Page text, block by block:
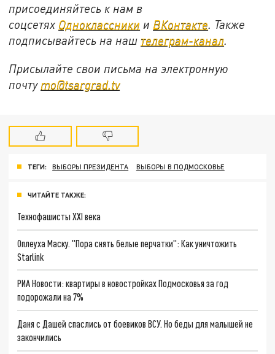
присоединяйтесь к нам в
соцсетях Одноклассники и ВКонтакте. Также
подписывайтесь на наш телеграм-канал.
Присылайте свои письма на электронную
почту mo@tsargrad.tv
ТЕГИ: ВЫБОРЫ ПРЕЗИДЕНТА ВЫБОРЫ В ПОДМОСКОВЬЕ
ЧИТАЙТЕ ТАКЖЕ:
Технофашисты XXI века
Оплеуха Маску. "Пора снять белые перчатки": Как уничтожить
Starlink
РИА Новости: квартиры в новостройках Подмосковья за год
подорожали на 7%
Даня с Дашей спаслись от боевиков ВСУ. Но беды для малышей не
закончились